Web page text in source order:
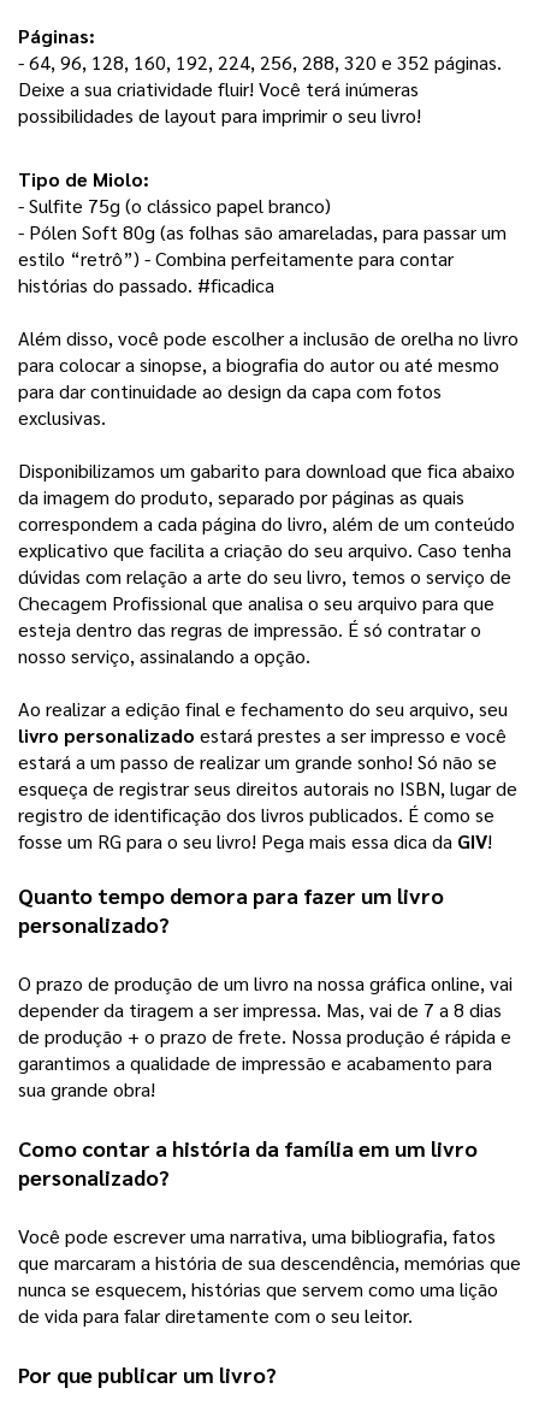
Páginas:
Deixe a sua criatividade fluir! Você terá inúmeras
possibilidades de layout para imprimir o seu livro!
Tipo de Miolo:
- Sulfite 75g (o clássico papel branco)
- Pólen Soft 80g (as folhas são amareladas, para passar um
estilo “retrô”) - Combina perfeitamente para contar
histórias do passado. #ficadica
Além disso, você pode escolher a inclusão de orelha no livro
para colocar a sinopse, a biografia do autor ou até mesmo
para dar continuidade ao design da capa com fotos
exclusivas.
Disponibilizamos um gabarito para download que fica abaixo
da imagem do produto, separado por páginas as quais
correspondem a cada página do livro, além de um conteúdo
explicativo que facilita a criação do seu arquivo. Caso tenha
dúvidas com relação a arte do seu livro, temos o serviço de
Checagem Profissional que analisa o seu arquivo para que
esteja dentro das regras de impressão. É só contratar o
nosso serviço, assinalando a opção.
livro personalizado estará prestes a ser impresso e você
estará a um passo de realizar um grande sonho! Só não se
esqueça de registrar seus direitos autorais no ISBN, lugar de
registro de identificação dos livros publicados. É como se
fosse um RG para o seu livro! Pega mais essa dica da GIV!
Quanto tempo demora para fazer um livro
personalizado?
O prazo de produção de um livro na nossa gráfica online, vai
depender da tiragem a ser impressa. Mas, vai de 7 a 8 dias
de produção + o prazo de frete. Nossa produção é rápida e
garantimos a qualidade de impressão e acabamento para
sua grande obra!
Como contar a história da família em um livro
personalizado?
Você pode escrever uma narrativa, uma bibliografia, fatos
que marcaram a história de sua descendência, memórias que
nunca se esquecem, histórias que servem como uma lição
de vida para falar diretamente com o seu leitor.
Por que publicar um livro?